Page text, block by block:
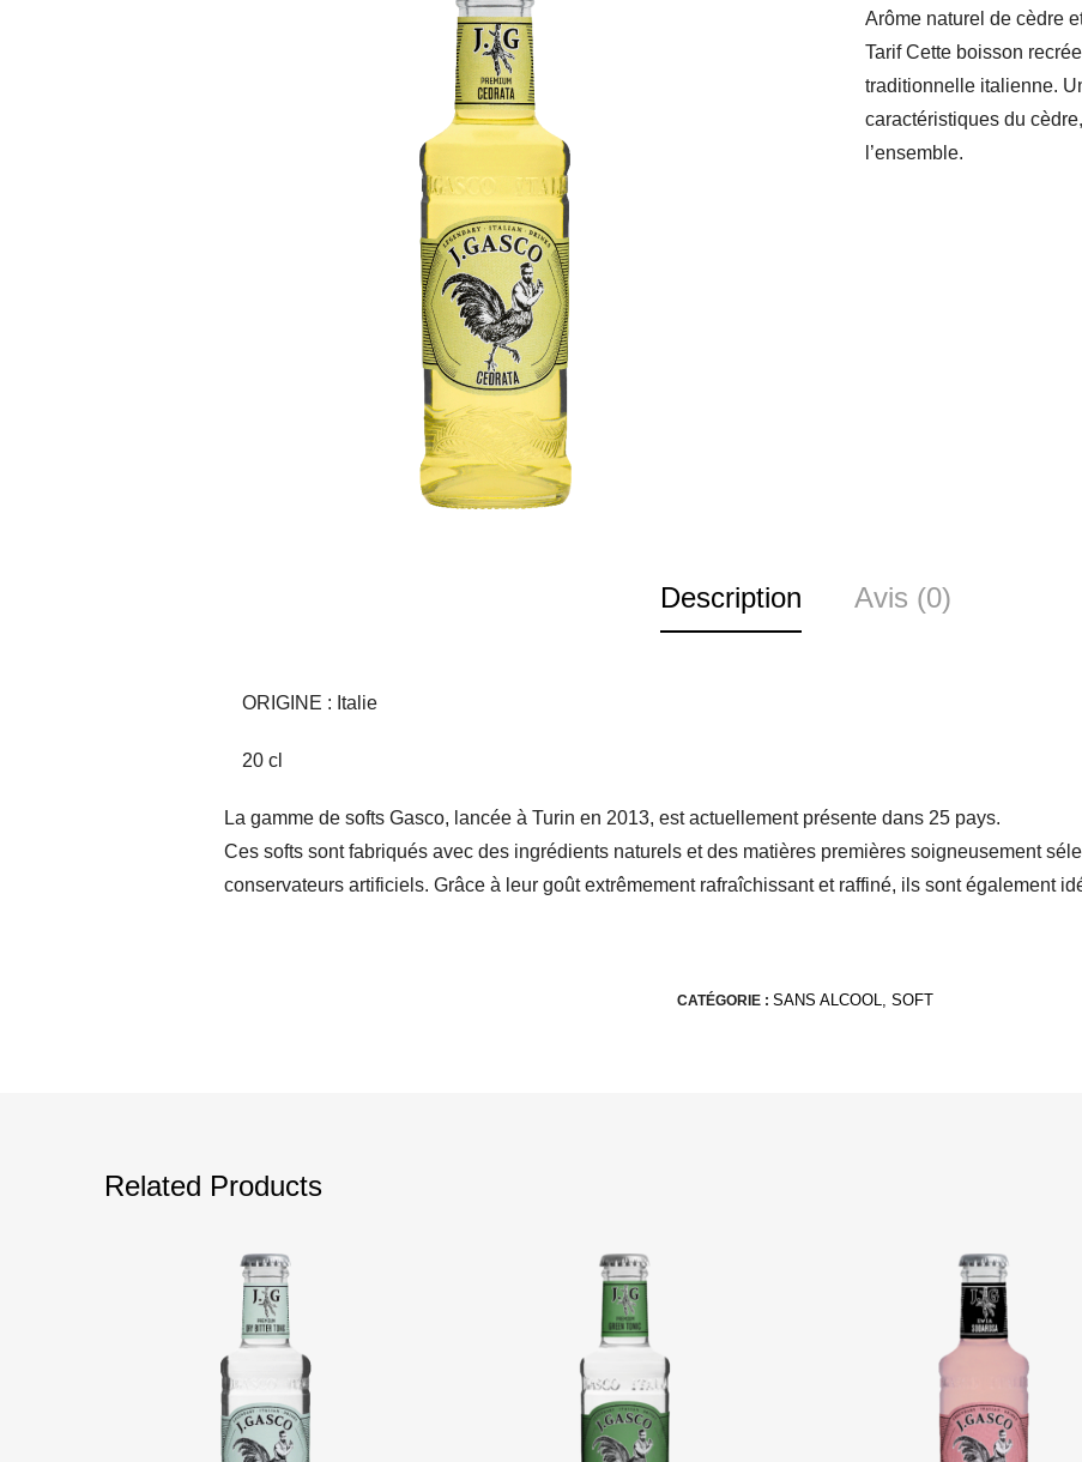
Arôme naturel de cèdre
Tarif Cette boisson
traditionnelle italienne.
caractéristiques du
l’ensemble.
Description Avis (0)
ORIGINE : Italie
20 cl
La gamme de softs Gasco, lancée à Turin en 2013, est actuellement présente dans 25 pays.
Ces softs sont fabriqués avec des ingrédients naturels et des matières premières soigneusement
conservateurs artificiels. Grâce à leur goût extrêmement rafraîchissant et raffiné, ils sont également
CATÉGORIE : SANS ALCOOL, SOFT
Related Products